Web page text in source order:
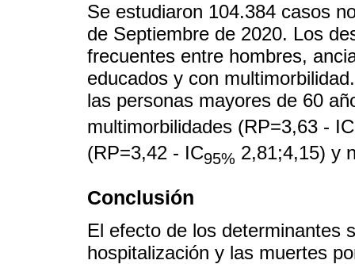
Se estudiaron 104.384 casos
de Septiembre de 2020. Los
frecuentes entre hombres,
educados y con
las personas mayores de 60
multimorbilidades (RP=3,63 - IC
(RP=3,42 - IC95% 2,81;4,15) y
Conclusión
El efecto de los determinantes
hospitalización y las muertes